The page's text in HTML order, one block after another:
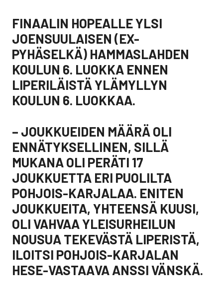
FINAALIN HOPEALLE YLSI
JOENSUULAISEN (EX-
PYHÄSELKÄ) HAMMASLAHDEN
KOULUN 6. LUOKKA ENNEN
LIPERILÄISTÄ YLÄMYLLYN
KOULUN 6. LUOKKAA.
– JOUKKUEIDEN MÄÄRÄ OLI
ENNÄTYKSELLINEN, SILLÄ
MUKANA OLI PERÄTI 17
JOUKKUETTA ERI PUOLILTA
POHJOIS-KARJALAA. ENITEN
JOUKKUEITA, YHTEENSÄ KUUSI,
OLI VAHVAA YLEISURHEILUN
NOUSUA TEKEVÄSTÄ LIPERISTÄ,
ILOITSI POHJOIS-KARJALAN
HESE-VASTAAVA ANSSI VÄNSKÄ.